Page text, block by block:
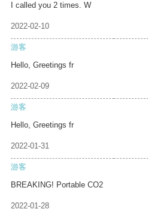
I called you 2 times. W
2022-02-10
游客
Hello, Greetings fr
2022-02-09
游客
Hello, Greetings fr
2022-01-31
游客
BREAKING! Portable CO2
2022-01-28